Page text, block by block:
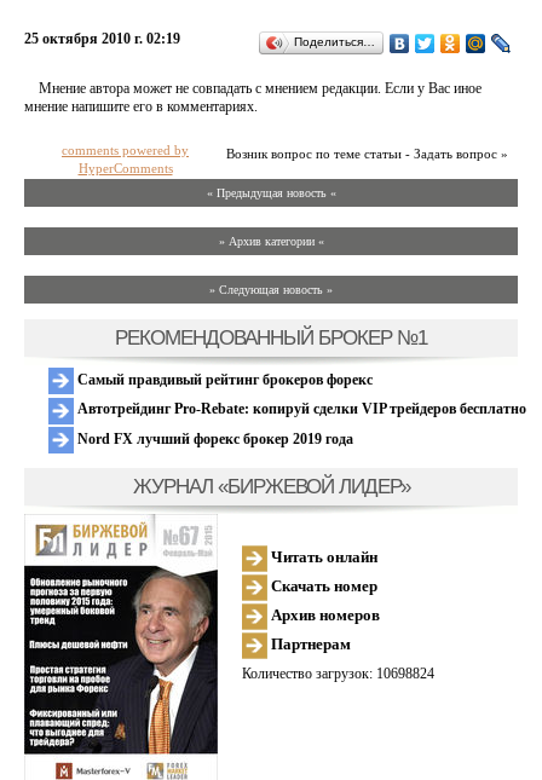
25 октября 2010 г. 02:19 Поделиться…
Мнение автора может не совпадать с мнением редакции. Если у Вас иное
мнение напишите его в комментариях.
Возник вопрос по теме статьи - Задать вопрос »
comments powered by
HyperComments
« Предыдущая новость «
» Архив категории «
» Следующая новость »
РЕКОМЕНДОВАННЫЙ БРОКЕР №1
Самый правдивый рейтинг брокеров форекс
Автотрейдинг Pro-Rebate: копируй сделки VIP трейдеров бесплатно
Nord FX лучший форекс брокер 2019 года
ЖУРНАЛ «БИРЖЕВОЙ ЛИДЕР»
Читать онлайн
Скачать номер
Архив номеров
Партнерам
Количество загрузок: 10698824